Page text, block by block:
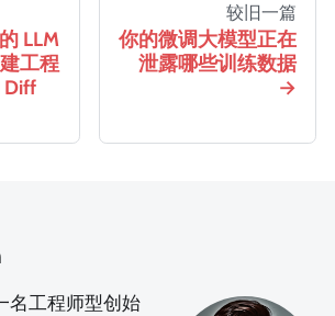
LLM
工程
Diff
较旧一篇
你的微调大模型正在
泄露哪些训练数据
名工程师型创始